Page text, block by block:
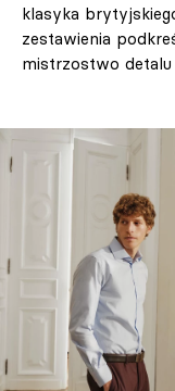
klasyka
zestawienia
mistrzostwo